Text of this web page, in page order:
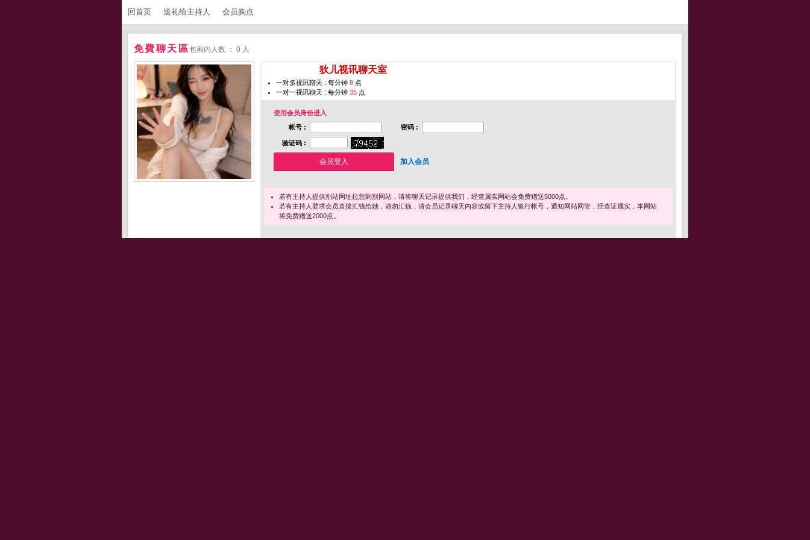
回首页 送礼给主持人 会员购点
免費聊天區包厢内人数 ： 0 人
狄儿视讯聊天室
一对多视讯聊天 : 每分钟 8 点
一对一视讯聊天 : 每分钟 35 点
使用会员身份进入
帐号 :
密码 :
验证码 :
加入会员
若有主持人提供别站网址拉您到别网站，请将聊天记录提供我们，经查属实网站会免费赠送5000点。
若有主持人要求会员直接汇钱给她，请勿汇钱，请会员记录聊天内容或留下主持人银行帐号，通知网站网管，经查证属实，本网站
将免费赠送2000点。